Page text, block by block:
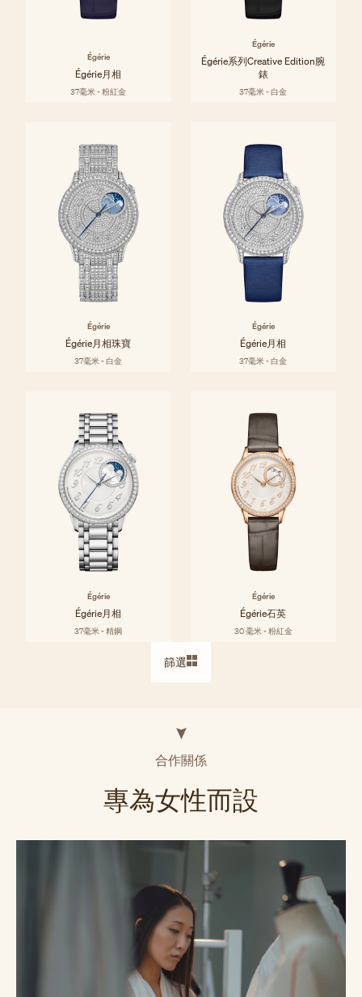
篩選
Égérie
Égérie月相
37毫米 - 粉紅金
Égérie
Égérie系列Creative Edition腕
錶
37毫米 - 白金
Égérie
Égérie月相珠寶
37毫米 - 白金
Égérie
Égérie月相
37毫米 - 白金
Égérie
Égérie月相
37毫米 - 精鋼
Égérie
Égérie石英
30 毫米 - 粉紅金
合作關係
專為女性而設